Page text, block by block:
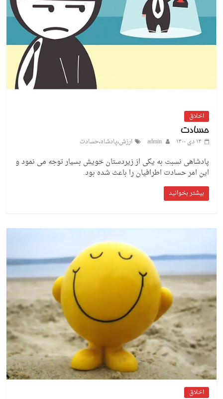
اخلاق
حسادت
۱۴ دی ۱۴۰۰
admin ارزش،پادشاه،حسادت
پادشاهی نسبت به یکی از زیردستان خویش بسیار توجه می نمود و
این امر حسادت اطرافیان را باعث شده بود.
بیشتر بخوانید
اخلاق